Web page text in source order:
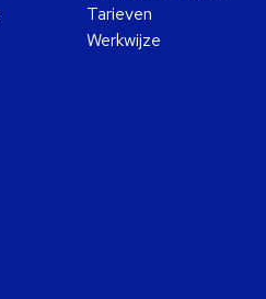
Tarieven
Werkwijze